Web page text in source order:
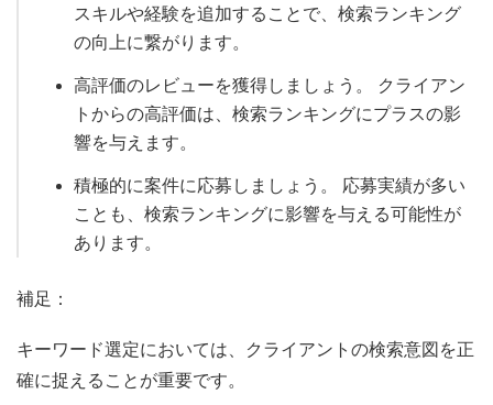
スキルや経験を追加することで、検索ランキング
の向上に繋がります。
高評価のレビューを獲得しましょう。 クライアン
トからの高評価は、検索ランキングにプラスの影
響を与えます。
積極的に案件に応募しましょう。 応募実績が多い
ことも、検索ランキングに影響を与える可能性が
あります。
補足：
キーワード選定においては、クライアントの検索意図を正
確に捉えることが重要です。